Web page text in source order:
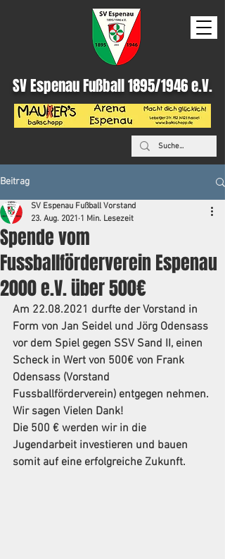
SV Espenau Fußball 1895/1946 e.V.
Beitrag
Spende vom
Fussballförderverein Espenau
2000 e.V. über 500€
SV Espenau Fußball Vorstand
23. Aug. 2021 1 Min. Lesezeit
Am 22.08.2021 durfte der Vorstand in
Form von Jan Seidel und Jörg Odensass
vor dem Spiel gegen SSV Sand II, einen
Scheck in Wert von 500€ von Frank
Odensass (Vorstand
Fussballförderverein) entgegen nehmen.
Wir sagen Vielen Dank!
Die 500 € werden wir in die
Jugendarbeit investieren und bauen
somit auf eine erfolgreiche Zukunft.